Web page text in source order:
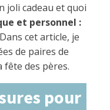
joli cadeau et quoi
et personnel :
cet article, je
de paires de
des pères.
pour